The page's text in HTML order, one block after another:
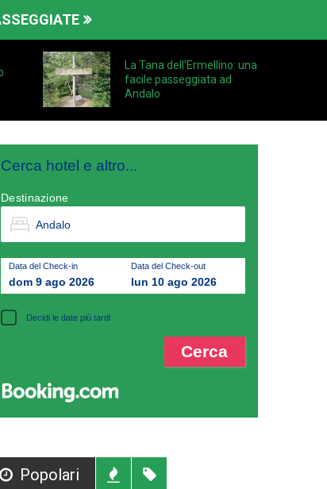
La Tana dell’Ermellino: una
facile passeggiata ad
Andalo
Cerca hotel e altro...
Destinazione
Data del Check-in
dom 9 ago 2026
Data del Check-out
lun 10 ago 2026
Decidi le date più tardi
Popolari Recenti